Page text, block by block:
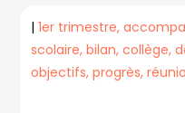
|1er trimestre
scolaire bilan collège
objectifs progrès